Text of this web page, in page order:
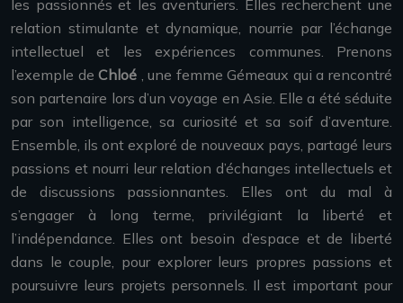
les passionnés et les aventuriers. Elles recherchent une
relation stimulante et dynamique, nourrie par l’échange
intellectuel et les expériences communes. Prenons
l’exemple deChloé , une femme Gémeaux qui a rencontré
son partenaire lors d’un voyage en Asie. Elle a été séduite
par son intelligence, sa curiosité et sa soif d’aventure.
Ensemble, ils ont exploré de nouveaux pays, partagé leurs
passions et nourri leur relation d’échanges intellectuels et
de discussions passionnantes. Elles ont du mal à
s’engager à long terme, privilégiant la liberté et
l’indépendance. Elles ont besoin d’espace et de liberté
dans le couple, pour explorer leurs propres passions et
poursuivre leurs projets personnels. Il est important pour